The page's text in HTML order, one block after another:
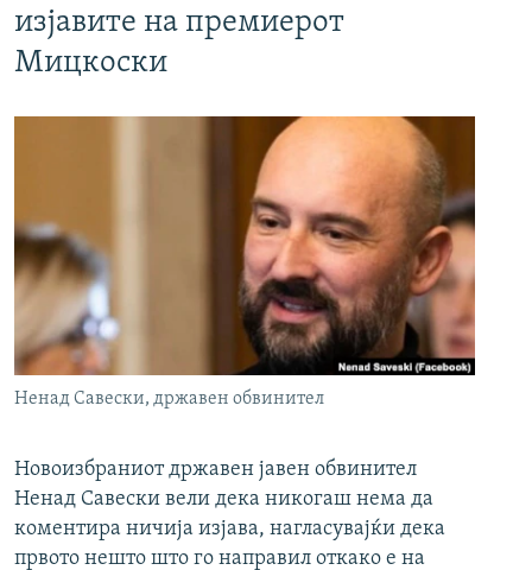
изјавите на премиерот
Мицкоски
Ненад Савески, државен обвинител
Новоизбраниот државен јавен обвинител
Ненад Савески вели дека никогаш нема да
коментира ничија изјава, нагласувајќи дека
првото нешто што го направил откако е на